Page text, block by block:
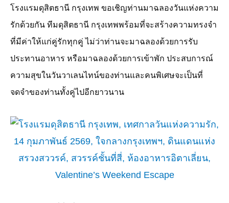
โรงแรมดุสิตธานี กรุงเทพ ขอเชิญท่านมาฉลองวันแห่งความ
รักด้วยกัน ทีมดุสิตธานี กรุงเทพพร้อมที่จะสร้างความทรงจำ
ที่มีค่าให้แก่คู่รักทุกคู่ ไม่ว่าท่านจะมาฉลองด้วยการรับ
ประทานอาหาร หรือมาฉลองด้วยการเข้าพัก ประสบการณ์
ความสุขในวันวาเลนไทน์ของท่านและคนพิเศษจะเป็นที่
จดจำของท่านทั้งคู่ไปอีกยาวนาน